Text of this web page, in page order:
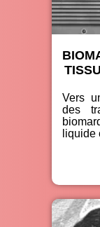
Vers
des
liquide